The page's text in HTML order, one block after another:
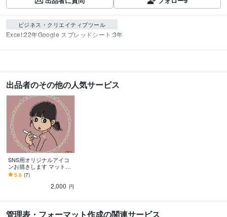
ビジネス・クリエイティブツール
Excel:22年Google スプレッドシート:3年
出品者のその他の人気サービス
SNS用オリジナルアイコ
ンお描きします マットな
色合いのアイコンはいか
がですか？
5.0 (7)
2,000 円
管理表・フォーマット作成の関連サービス